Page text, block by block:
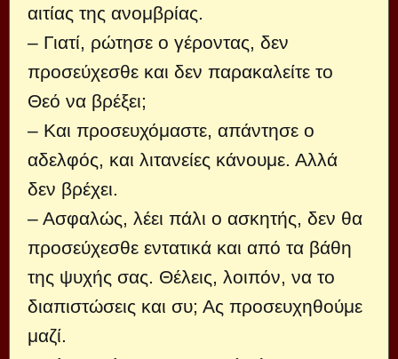
αιτίας της ανομβρίας.
– Γιατί, ρώτησε ο γέροντας, δεν
προσεύχεσθε και δεν παρακαλείτε το
Θεό να βρέξει;
– Και προσευχόμαστε, απάντησε ο
αδελφός, και λιτανείες κάνουμε. Αλλά
δεν βρέχει.
– Ασφαλώς, λέει πάλι ο ασκητής, δεν θα
προσεύχεσθε εντατικά και από τα βάθη
της ψυχής σας. Θέλεις, λοιπόν, να το
διαπιστώσεις και συ; Ας προσευχηθούμε
μαζί.